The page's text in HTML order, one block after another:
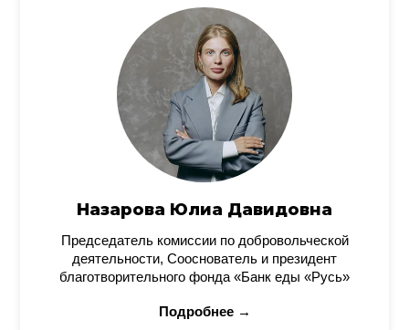
Назарова Юлиа Давидовна
Председатель комиссии по добровольческой
деятельности, Сооснователь и президент
благотворительного фонда «Банк еды «Русь»
Подробнее →